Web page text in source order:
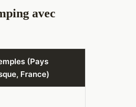
avec
(Pays
France)